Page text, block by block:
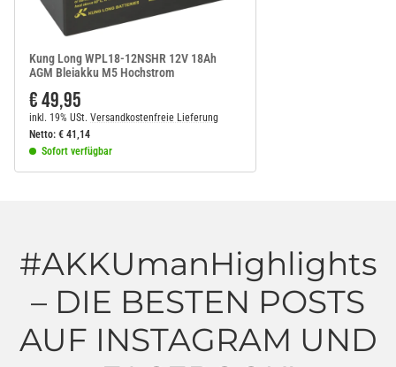
Kung Long WPL18-12NSHR 12V 18Ah
AGM Bleiakku M5 Hochstrom
€ 49,95
inkl. 19% USt. Versandkostenfreie Lieferung
Netto: € 41,14
Sofort verfügbar
#AKKUmanHighlights
– DIE BESTEN POSTS
AUF INSTAGRAM UND